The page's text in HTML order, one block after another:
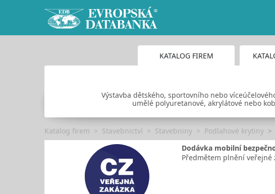
KATALOG FIREM
Výstavba dětského, sportovního nebo
umělé polyuretanové, akrylátové nebo
Katalog firem Stavebnictví Stavebniny Podlahové krytiny
Dodávka mobilní
Předmětem plnění veřejné